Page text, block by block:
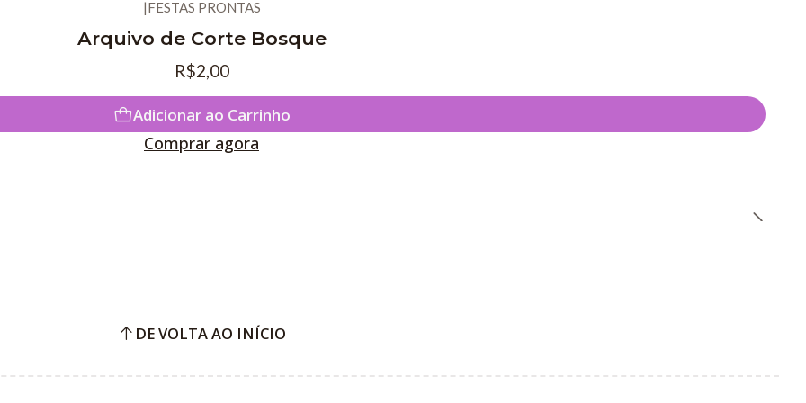
|FESTAS PRONTAS
Arquivo de Corte Bosque
R$2,00
Adicionar ao Carrinho
Comprar agora
DE VOLTA AO INÍCIO